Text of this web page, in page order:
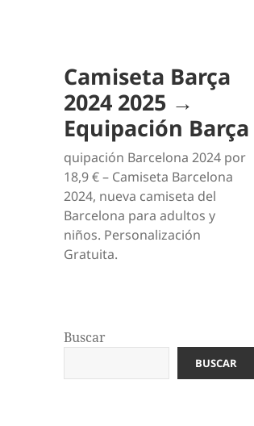
Camiseta Barça
2024 2025 →
Equipación Barça
quipación Barcelona 2024 por
18,9 € – Camiseta Barcelona
2024, nueva camiseta del
Barcelona para adultos y
niños. Personalización
Gratuita.
Buscar
BUSCAR